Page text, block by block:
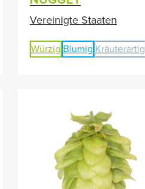
Vereinigte Staaten
Würzig Blumig Kräuterartig